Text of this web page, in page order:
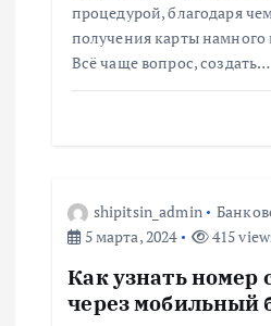
процедурой, благодаря
получения карты
Всё чаще вопрос, создать…
shipitsin_admin
5 марта, 2024
415
Как узнать номер
через мобильный